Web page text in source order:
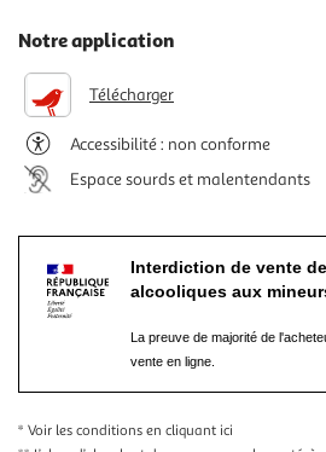
Notre application
Télécharger
Accessibilité : non conforme
Espace sourds et malentendants
Interdiction de vente
alcooliques aux
La preuve de majorité de
vente en ligne.
* Voir les conditions en cliquant ici